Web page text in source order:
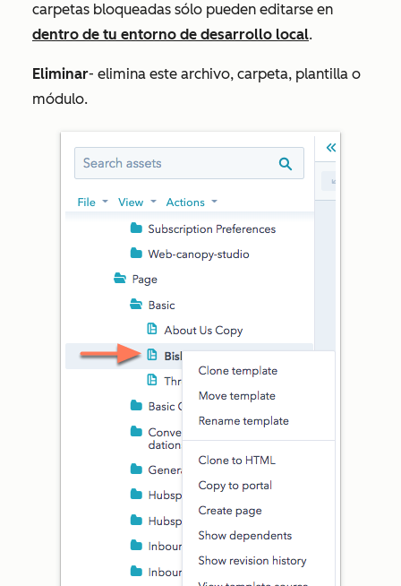
carpetas bloqueadas sólo pueden editarse en
dentro de tu entorno de desarrollo local.
Eliminar- elimina este archivo, carpeta, plantilla o
módulo.